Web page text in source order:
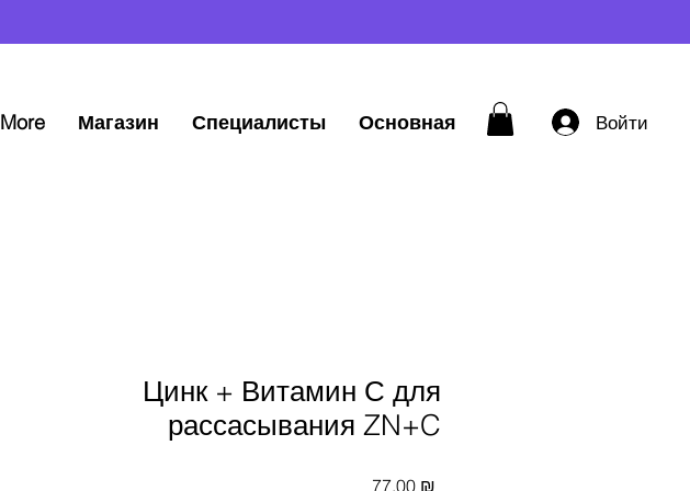
Войти
Основная
Специалисты
Магазин
More
Цинк + Витамин С для
рассасывания ZN+C
77,00 ₪